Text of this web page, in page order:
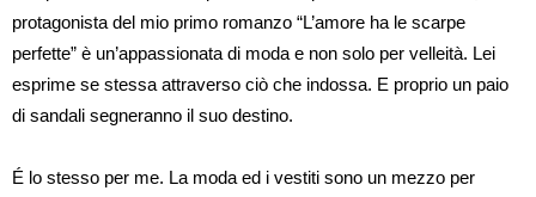
protagonista del mio primo romanzo “L’amore ha le scarpe
perfette” è un’appassionata di moda e non solo per velleità. Lei
esprime se stessa attraverso ciò che indossa. E proprio un paio
di sandali segneranno il suo destino.
É lo stesso per me. La moda ed i vestiti sono un mezzo per